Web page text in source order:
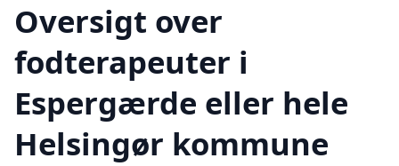
Oversigt over
fodterapeuter i
Espergærde eller hele
Helsingør kommune